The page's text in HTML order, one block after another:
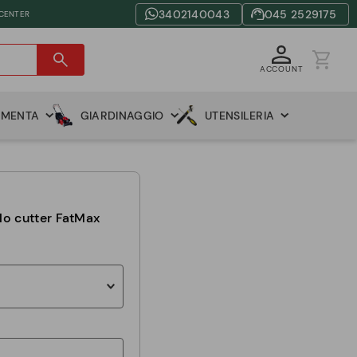
3402140043 045 2529175
ACCOUNT
GIARDINAGGIO UTENSILERIA
cutter FatMax